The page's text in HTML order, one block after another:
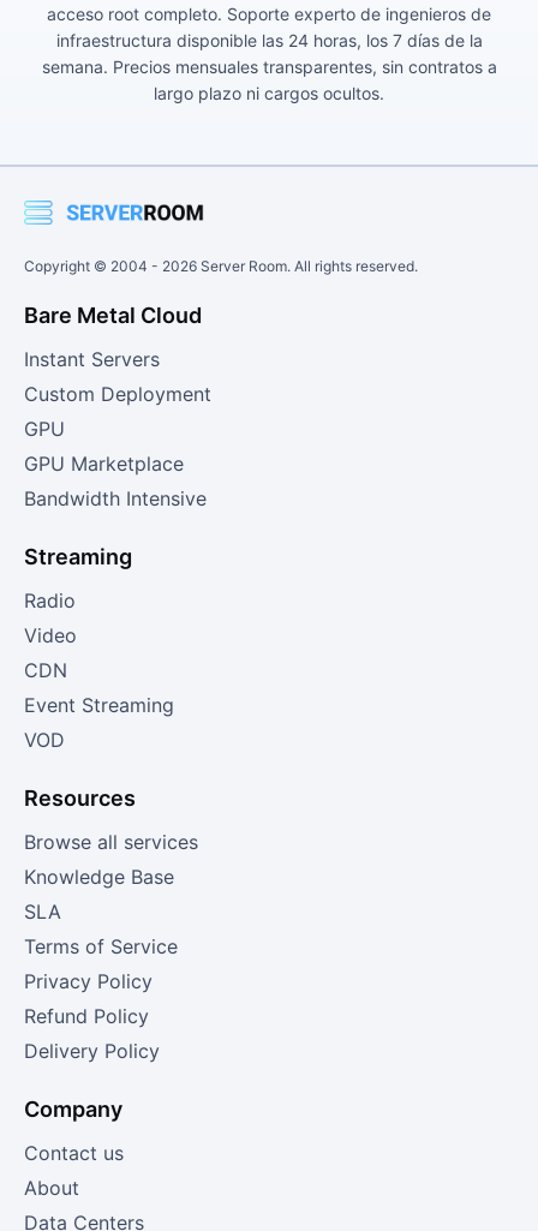
acceso root completo. Soporte experto de ingenieros de
infraestructura disponible las 24 horas, los 7 días de la
semana. Precios mensuales transparentes, sin contratos a
largo plazo ni cargos ocultos.
Copyright © 2004 - 2026 Server Room. All rights reserved.
Bare Metal Cloud
Instant Servers
Custom Deployment
GPU
GPU Marketplace
Bandwidth Intensive
Streaming
Radio
Video
CDN
Event Streaming
VOD
Resources
Browse all services
Knowledge Base
SLA
Terms of Service
Privacy Policy
Refund Policy
Delivery Policy
Company
Contact us
About
Data Centers